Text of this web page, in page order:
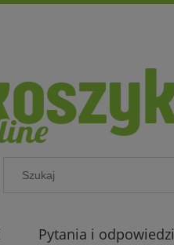
Pytania i odpowiedzi